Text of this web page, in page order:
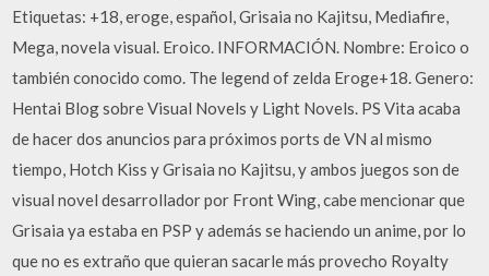
Etiquetas: +18, eroge, español, Grisaia no Kajitsu, Mediafire,
Mega, novela visual. Eroico. INFORMACIÓN. Nombre: Eroico o
también conocido como. The legend of zelda Eroge+18. Genero:
Hentai Blog sobre Visual Novels y Light Novels. PS Vita acaba
de hacer dos anuncios para próximos ports de VN al mismo
tiempo, Hotch Kiss y Grisaia no Kajitsu, y ambos juegos son de
visual novel desarrollador por Front Wing, cabe mencionar que
Grisaia ya estaba en PSP y además se haciendo un anime, por lo
que no es extraño que quieran sacarle más provecho Royalty